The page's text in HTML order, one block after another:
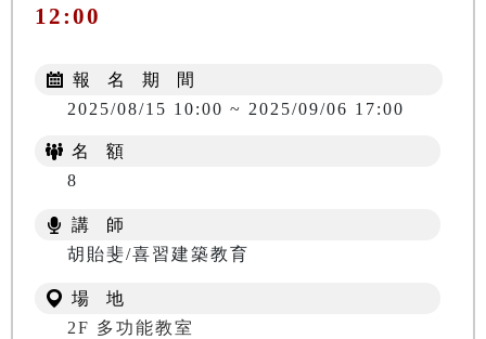
12:00
報 名 期 間
2025/08/15 10:00 ~ 2025/09/06 17:00
名 額
8
講 師
胡貽斐/喜習建築教育
場 地
2F 多功能教室